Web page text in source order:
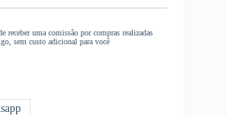
uma comissão por compras realizadas
sem custo adicional para você